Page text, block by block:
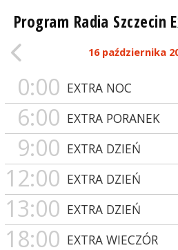
Program Radia Szczecin
16 października
0:00 EXTRA NOC
6:00 EXTRA PORANEK
9:00 EXTRA DZIEŃ
12:00 EXTRA DZIEŃ
13:00 EXTRA DZIEŃ
18:00 EXTRA WIECZÓR